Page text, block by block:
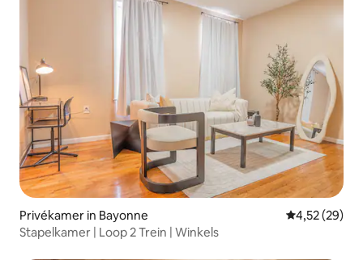
Privékamer in Bayonne Gemiddelde
4,52 (29)
Stapelkamer | Loop 2 Trein | Winkels